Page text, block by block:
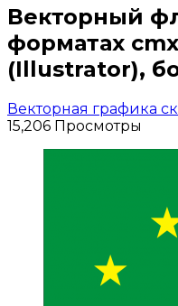
Векторный
форматах
(Illustrator),
Векторная графика
15,206 Просмотры